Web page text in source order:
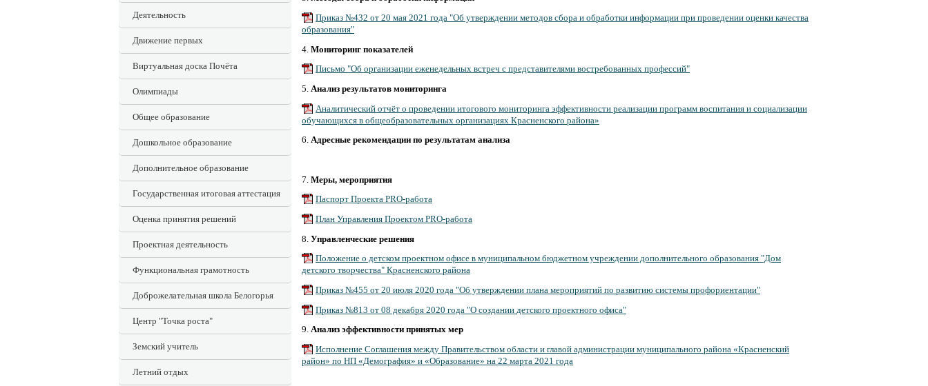
Деятельность
Движение первых
Виртуальная доска Почёта
Олимпиады
Общее образование
Дошкольное образование
Дополнительное образование
Государственная итоговая аттестация
Оценка принятия решений
Проектная деятельность
Функциональная грамотность
Доброжелательная школа Белогорья
Центр "Точка роста"
Земский учитель
Летний отдых
Приказ №432 от 20 мая 2021 года "Об утверждении методов сбора и обработки информации при проведении оценки качества
образования"
4. Мониторинг показателей
Письмо "Об организации еженедельных встреч с представителями востребованных профессий"
5. Анализ результатов мониторинга
Аналитический отчёт о проведении итогового мониторинга эффективности реализации программ воспитания и социализации
обучающихся в общеобразовательных организациях Красненского района»
6. Адресные рекомендации по результатам анализа
7. Меры, мероприятия
Паспорт Проекта PRO-работа
План Управления Проектом PRO-работа
8. Управленческие решения
Положение о детском проектном офисе в муниципальном бюджетном учреждении дополнительного образования "Дом
детского творчества" Красненского района
Приказ №455 от 20 июля 2020 года "Об утверждении плана мероприятий по развитию системы профориентации"
Приказ №813 от 08 декабря 2020 года "О создании детского проектного офиса"
9. Анализ эффективности принятых мер
Исполнение Соглашения между Правительством области и главой администрации муниципального района «Красненский
район» по НП «Демография» и «Образование» на 22 марта 2021 года